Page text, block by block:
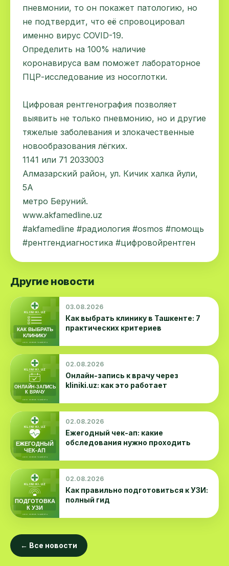
пневмонии, то он покажет патологию, но
не подтвердит, что её спровоцировал
именно вирус COVID-19.
Определить на 100% наличие
коронавируса вам поможет лабораторное
ПЦР-исследование из носоглотки.
Цифровая рентгенография позволяет
выявить не только пневмонию, но и другие
тяжелые заболевания и злокачественные
новообразования лёгких.
1141 или 71 2033003
Алмазарский район, ул. Кичик халка йули,
5А
метро Беруний.
www.akfamedline.uz
#akfamedline #радиология #osmos #помощь
#рентгендиагностика #цифровойрентген
Другие новости
03.08.2026
Как выбрать клинику в Ташкенте: 7
практических критериев
02.08.2026
Онлайн-запись к врачу через
kliniki.uz: как это работает
02.08.2026
Ежегодный чек-ап: какие
обследования нужно проходить
02.08.2026
Как правильно подготовиться к УЗИ:
полный гид
← Все новости